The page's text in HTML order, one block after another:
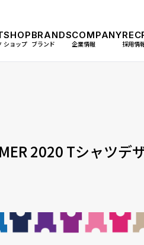
SHOP
ショップ
BRANDS
ブランド
COMPANY
企業情報 採用情
2020 Tシャツデ